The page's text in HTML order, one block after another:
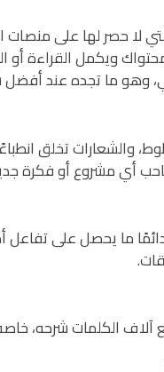
لا حصر لها على
ويكمل القراءة
وهو ما تجده عند
والشعارات تخلق
أي مشروع أو فكرة
ما يحصل على تفاعل
آلاف الكلمات شرحه،